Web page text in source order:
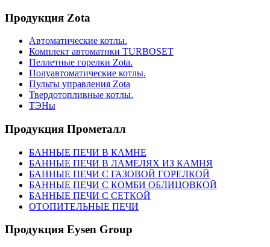
Продукция Zota
Автоматические котлы.
Комплект автоматики TURBOSET
Пеллетные горелки Zota.
Полуавтоматические котлы.
Пульты управления Zota
Твердотопливные котлы.
ТЭНы
Продукция Прометалл
БАННЫЕ ПЕЧИ В КАМНЕ
БАННЫЕ ПЕЧИ В ЛАМЕЛЯХ ИЗ КАМНЯ
БАННЫЕ ПЕЧИ С ГАЗОВОЙ ГОРЕЛКОЙ
БАННЫЕ ПЕЧИ С КОМБИ ОБЛИЦОВКОЙ
БАННЫЕ ПЕЧИ С СЕТКОЙ
ОТОПИТЕЛЬНЫЕ ПЕЧИ
Продукция Eysen Group